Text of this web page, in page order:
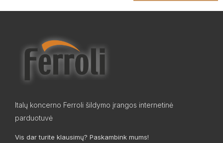
Italų koncerno Ferroli šildymo įrangos internetinė
parduotuvė
Vis dar turite klausimų? Paskambink mums!